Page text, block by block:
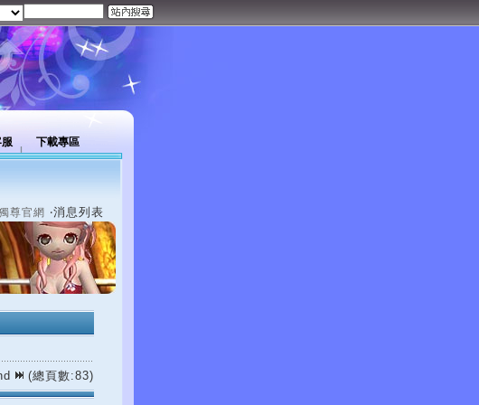
下載專區
尊官網 ‧消息列表
(總頁數:83)